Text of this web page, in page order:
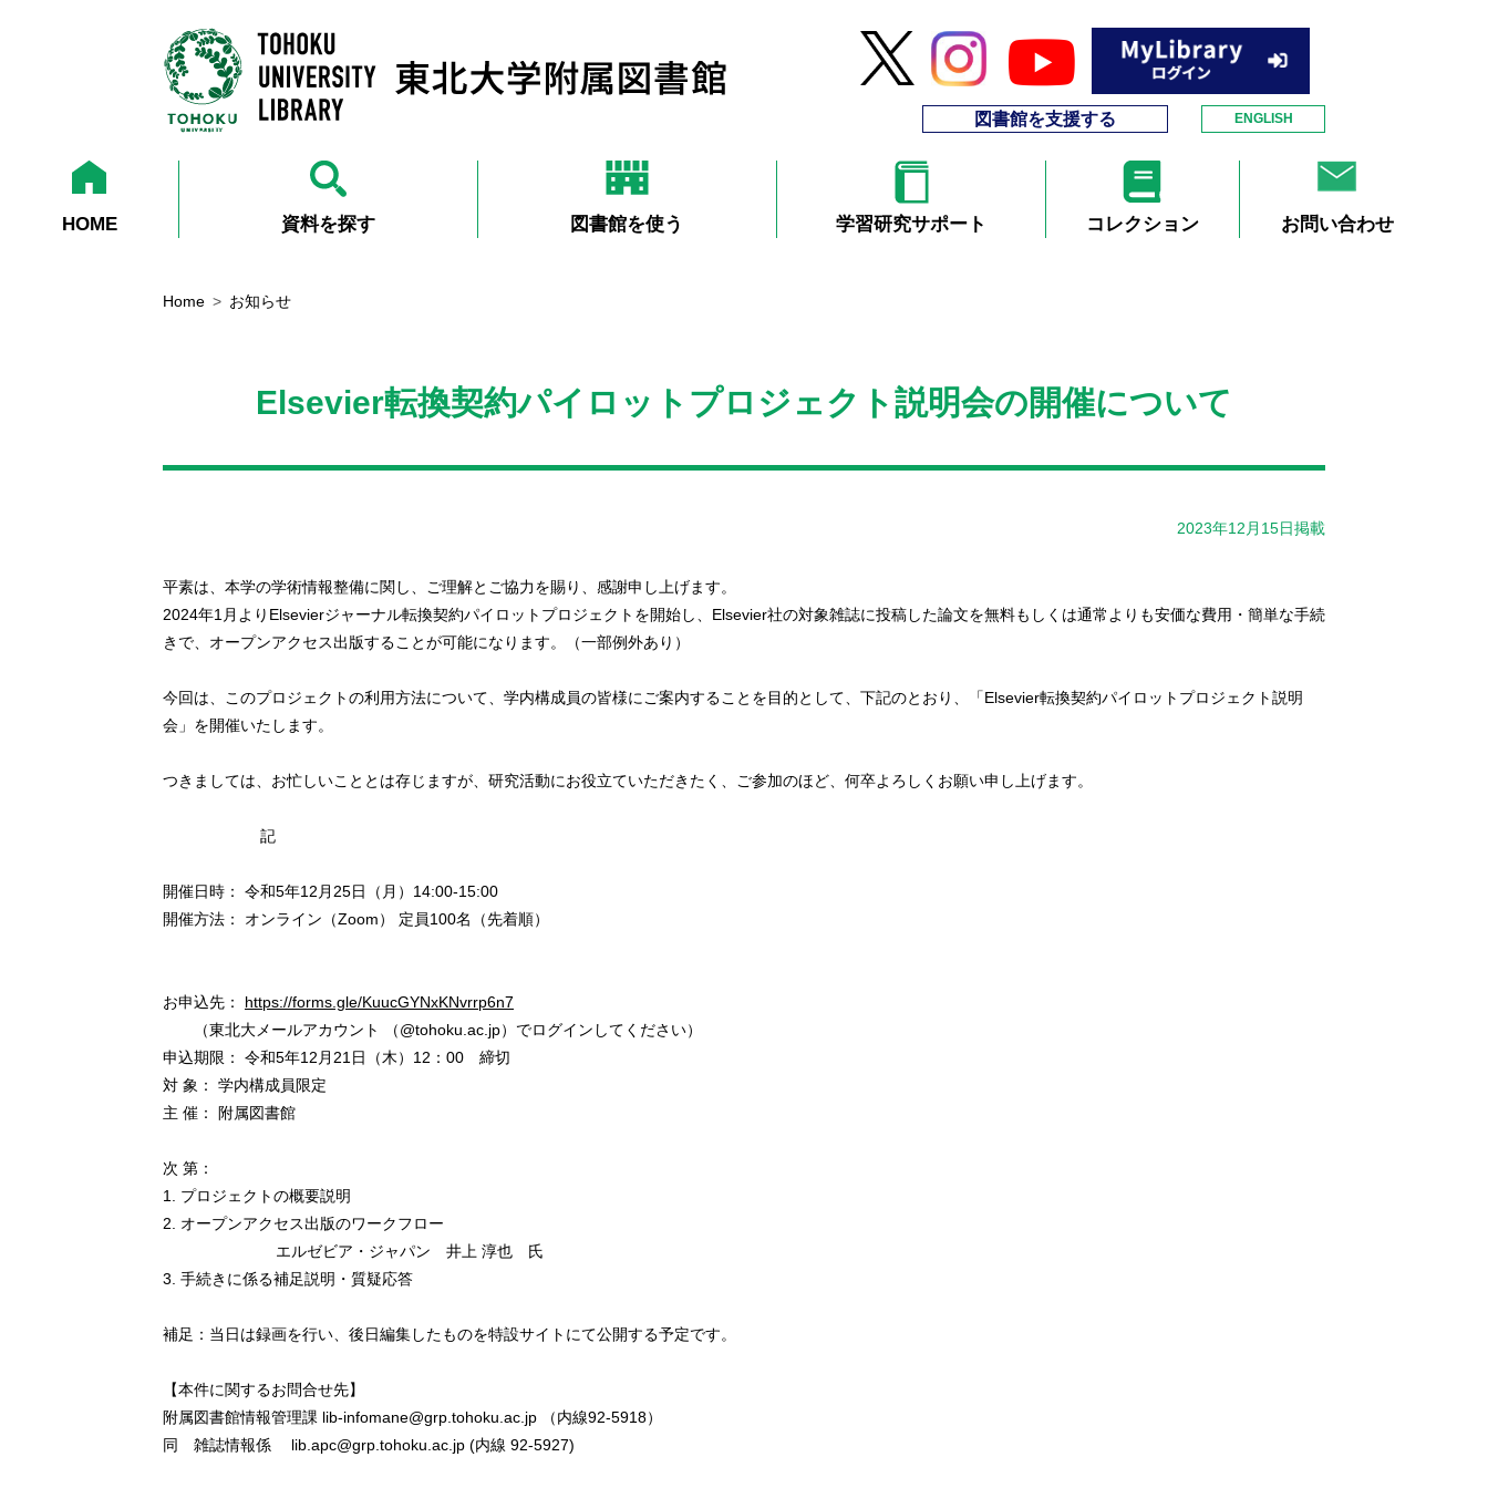
ENGLISH
図書館を支援する
HOME 資料を探す 図書館を使う 学習研究サポート コレクション お問い合わせ
Home お知らせ
Elsevier転換契約パイロットプロジェクト説明会の開催について
2023年12月15日掲載
平素は、本学の学術情報整備に関し、ご理解とご協力を賜り、感謝申し上げます。
2024年1月よりElsevierジャーナル転換契約パイロットプロジェクトを開始し、Elsevier社の対象雑誌に投稿した論文を無料もしくは通常よりも安価な費用・簡単な手続
きで、オープンアクセス出版することが可能になります。（一部例外あり）
今回は、このプロジェクトの利用方法について、学内構成員の皆様にご案内することを目的として、下記のとおり、「Elsevier転換契約パイロットプロジェクト説明
会」を開催いたします。
つきましては、お忙しいこととは存じますが、研究活動にお役立ていただきたく、ご参加のほど、何卒よろしくお願い申し上げます。
記
開催日時： 令和5年12月25日（月）14:00-15:00
開催方法： オンライン（Zoom） 定員100名（先着順）
お申込先： https://forms.gle/KuucGYNxKNvrrp6n7
（東北大メールアカウント （@tohoku.ac.jp）でログインしてください）
申込期限： 令和5年12月21日（木）12：00 締切
対 象： 学内構成員限定
主 催： 附属図書館
次 第：
1. プロジェクトの概要説明
2. オープンアクセス出版のワークフロー
エルゼビア・ジャパン 井上 淳也 氏
3. 手続きに係る補足説明・質疑応答
補足：当日は録画を行い、後日編集したものを特設サイトにて公開する予定です。
【本件に関するお問合せ先】
附属図書館情報管理課 lib-infomane@grp.tohoku.ac.jp （内線92-5918）
同 雑誌情報係 lib.apc@grp.tohoku.ac.jp (内線 92-5927)